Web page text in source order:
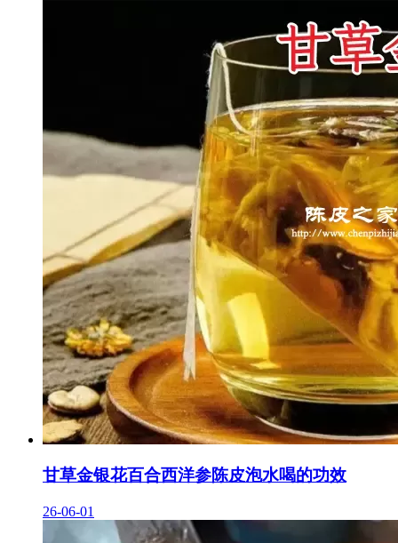
甘草金银花百合西洋参陈皮泡水喝的功效
26-06-01